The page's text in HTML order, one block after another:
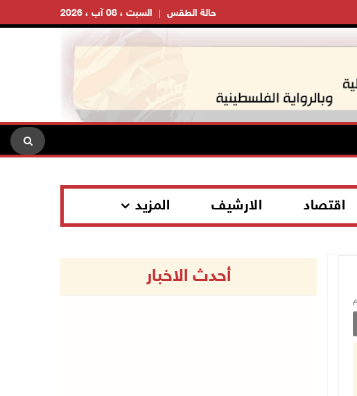
السبت ، 08 آب ، 2026 حالة الطقس
اقتصاد الارشيف المزيد
أحدث الاخبار